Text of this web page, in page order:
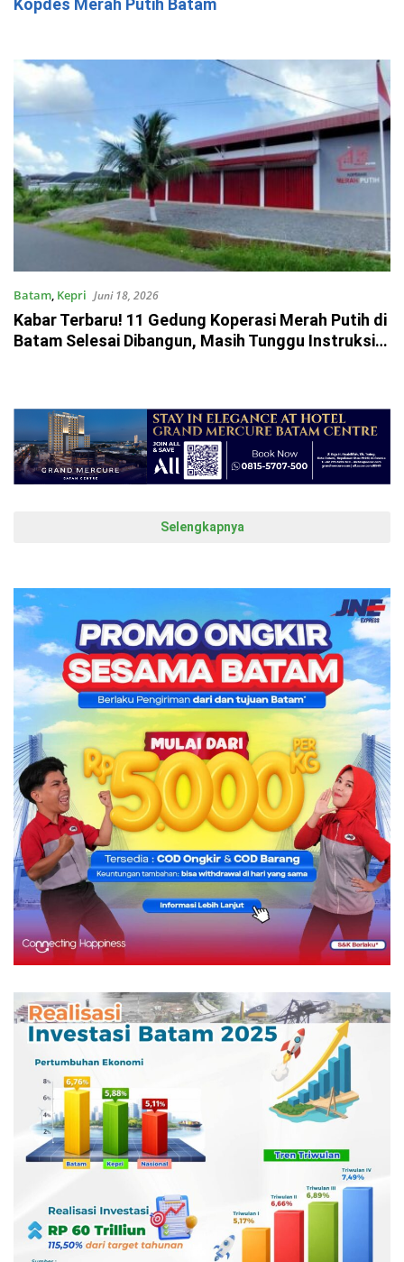
Kopdes Merah Putih Batam
Batam, Kepri Juni 18, 2026
Kabar Terbaru! 11 Gedung Koperasi Merah Putih di
Batam Selesai Dibangun, Masih Tunggu Instruksi
Selengkapnya